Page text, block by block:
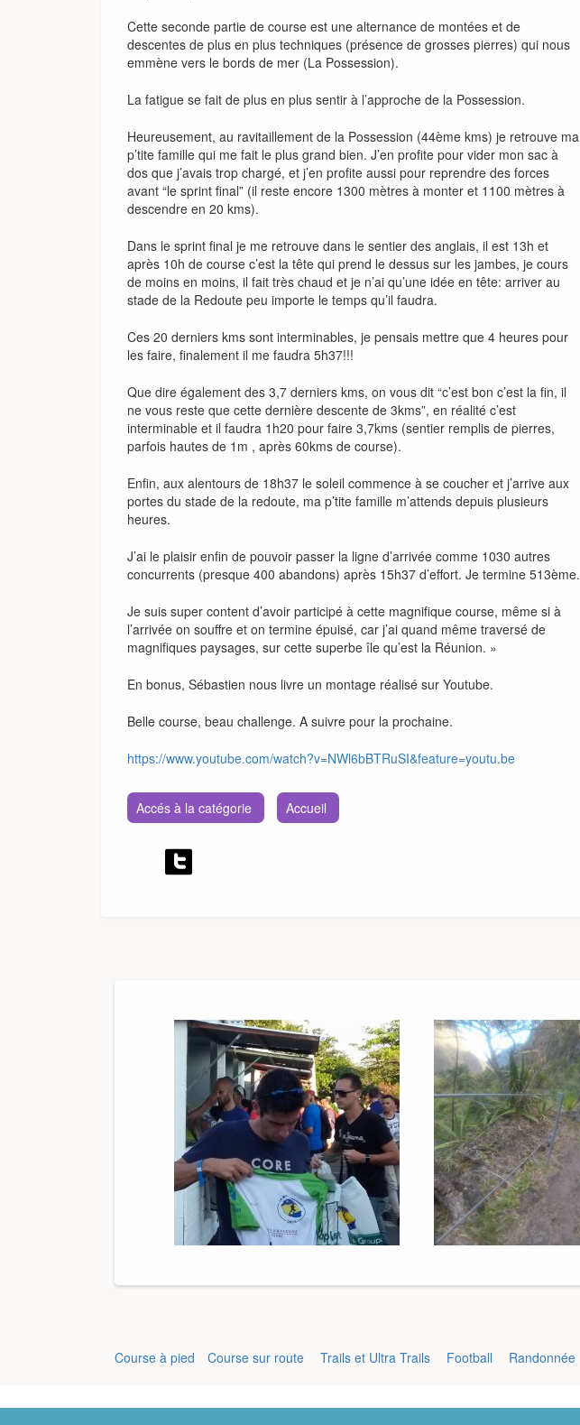
Cette seconde partie de course est une alternance de montées et de
descentes de plus en plus techniques (présence de grosses pierres) qui nous
emmène vers le bords de mer (La Possession).
La fatigue se fait de plus en plus sentir à l’approche de la Possession.
Heureusement, au ravitaillement de la Possession (44ème kms) je retrouve ma
p’tite famille qui me fait le plus grand bien. J’en profite pour vider mon sac à
dos que j’avais trop chargé, et j’en profite aussi pour reprendre des forces
avant “le sprint final” (il reste encore 1300 mètres à monter et 1100 mètres à
descendre en 20 kms).
Dans le sprint final je me retrouve dans le sentier des anglais, il est 13h et
après 10h de course c’est la tête qui prend le dessus sur les jambes, je cours
de moins en moins, il fait très chaud et je n’ai qu’une idée en tête: arriver au
stade de la Redoute peu importe le temps qu’il faudra.
Ces 20 derniers kms sont interminables, je pensais mettre que 4 heures pour
les faire, finalement il me faudra 5h37!!!
Que dire également des 3,7 derniers kms, on vous dit “c’est bon c’est la fin, il
ne vous reste que cette dernière descente de 3kms”, en réalité c’est
interminable et il faudra 1h20 pour faire 3,7kms (sentier remplis de pierres,
parfois hautes de 1m , après 60kms de course).
Enfin, aux alentours de 18h37 le soleil commence à se coucher et j’arrive aux
portes du stade de la redoute, ma p’tite famille m’attends depuis plusieurs
heures.
J’ai le plaisir enfin de pouvoir passer la ligne d’arrivée comme 1030 autres
concurrents (presque 400 abandons) après 15h37 d’effort. Je termine 513ème.
Je suis super content d’avoir participé à cette magnifique course, même si à
l’arrivée on souffre et on termine épuisé, car j’ai quand même traversé de
magnifiques paysages, sur cette superbe île qu’est la Réunion. »
En bonus, Sébastien nous livre un montage réalisé sur Youtube.
Belle course, beau challenge. A suivre pour la prochaine.
https://www.youtube.com/watch?v=NWl6bBTRuSI&feature=youtu.be
Accés à la catégorie Accueil
Course à pied Course sur route Trails et Ultra Trails Football Randonnée